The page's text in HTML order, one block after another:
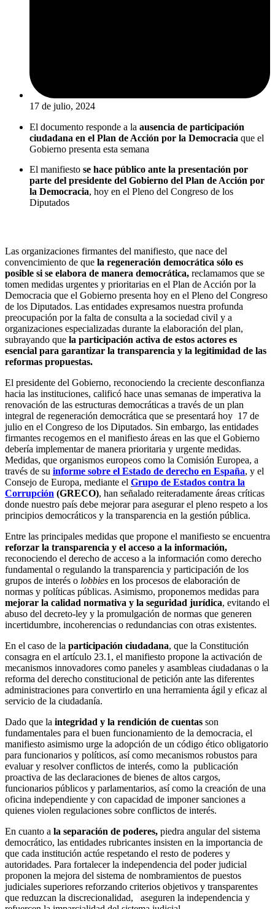
17 de julio, 2024
El documento responde a la ausencia de participación
ciudadana en el Plan de Acción por la Democracia que el
Gobierno presenta esta semana
El manifiesto se hace público ante la presentación por
parte del presidente del Gobierno del Plan de Acción por
la Democracia, hoy en el Pleno del Congreso de los
Diputados
Las organizaciones firmantes del manifiesto, que nace del
convencimiento de que la regeneración democrática sólo es
posible si se elabora de manera democrática, reclamamos que se
tomen medidas urgentes y prioritarias en el Plan de Acción por la
Democracia que el Gobierno presenta hoy en el Pleno del Congreso
de los Diputados. Las entidades expresamos nuestra profunda
preocupación por la falta de consulta a la sociedad civil y a
organizaciones especializadas durante la elaboración del plan,
subrayando que la participación activa de estos actores es
esencial para garantizar la transparencia y la legitimidad de las
reformas propuestas.
El presidente del Gobierno, reconociendo la creciente desconfianza
hacia las instituciones, calificó hace unas semanas de imperativa la
renovación de las estructuras democráticas a través de un plan
integral de regeneración democrática que se presentará hoy 17 de
julio en el Congreso de los Diputados. Sin embargo, las entidades
firmantes recogemos en el manifiesto áreas en las que el Gobierno
debería implementar de manera prioritaria y urgente medidas.
Medidas, que organismos europeos como la Comisión Europea, a
través de su informe sobre el Estado de derecho en España, y el
Consejo de Europa, mediante el Grupo de Estados contra la
Corrupción (GRECO), han señalado reiteradamente áreas críticas
donde nuestro país debe mejorar para asegurar el pleno respeto a los
principios democráticos y la transparencia en la gestión pública.
Entre las principales medidas que propone el manifiesto se encuentra
reforzar la transparencia y el acceso a la información,
reconociendo el derecho de acceso a la información como derecho
fundamental o regulando la transparencia y participación de los
grupos de interés o lobbies en los procesos de elaboración de
normas y políticas públicas. Asimismo, proponemos medidas para
mejorar la calidad normativa y la seguridad jurídica, evitando el
abuso del decreto-ley y la promulgación de normas que generen
incertidumbre, incoherencias o redundancias con otras existentes.
En el caso de la participación ciudadana, que la Constitución
consagra en el artículo 23.1, el manifiesto propone la activación de
mecanismos innovadores como paneles y asambleas ciudadanas o la
reforma del derecho constitucional de petición ante las diferentes
administraciones para convertirlo en una herramienta ágil y eficaz al
servicio de la ciudadanía.
Dado que la integridad y la rendición de cuentas son
fundamentales para el buen funcionamiento de la democracia, el
manifiesto asimismo urge la adopción de un código ético obligatorio
para funcionarios y políticos, así como mecanismos robustos para
evaluar y resolver conflictos de interés, como la publicación
proactiva de las declaraciones de bienes de altos cargos,
funcionarios públicos y parlamentarios, así como la creación de una
oficina independiente y con capacidad de imponer sanciones a
quienes violen regulaciones sobre conflictos de interés.
En cuanto a la separación de poderes, piedra angular del sistema
democrático, las entidades rubricantes insisten en la importancia de
que cada institución actúe respetando el resto de poderes y
autoridades. Para fortalecer la independencia del poder judicial
proponen la mejora del sistema de nombramientos de puestos
judiciales superiores reforzando criterios objetivos y transparentes
que reduzcan la discrecionalidad, aseguren la independencia y